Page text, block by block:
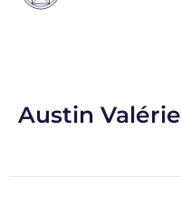
Austin Valérie